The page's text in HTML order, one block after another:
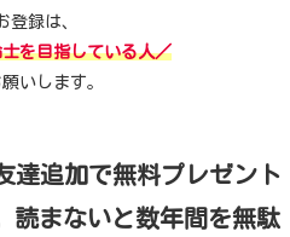
登録は、
を目指している人／
いします。
達追加で無料プレゼント
読まないと数年間を無駄